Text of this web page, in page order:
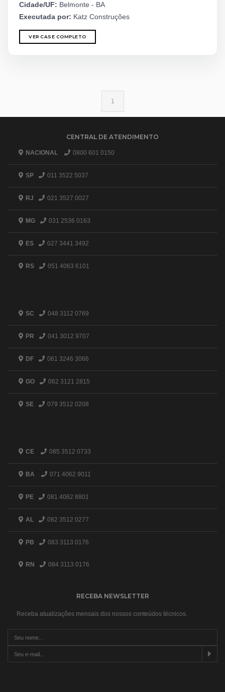
Cidade/UF: Belmonte - BA
Executada por: Katz Construções
VER CASE COMPLETO
1
CENTRAL DE ATENDIMENTO
NACIONAL 0800 601 0150
SP 011 3522 5037
RJ 021 3527 0027
MG 031 2536 0163
ES 027 3441 3492
RS 051 4063 6101
SC 048 3112 0769
PR 041 3012 9707
DF 061 3246 3066
GO 062 3121 2815
SE 079 3512 0208
CE 085 3512 0733
BA 071 4062 9011
PE 081 4062 8801
AL 082 3512 0277
PB 083 3113 0176
RN 084 3113 0176
RECEBA NEWSLETTER
Receba atualizações mensais dos nossos conteúdos técnicos.